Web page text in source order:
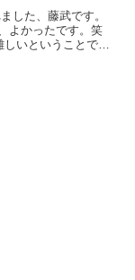
よかったです。笑
しいということで